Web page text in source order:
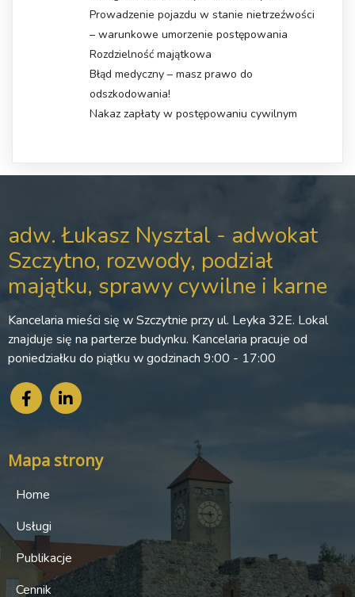
Prowadzenie pojazdu w stanie nietrzeźwości
– warunkowe umorzenie postępowania
Rozdzielność majątkowa
Błąd medyczny – masz prawo do
odszkodowania!
Nakaz zapłaty w postępowaniu cywilnym
adw. Łukasz Nysztal - adwokat
Szczytno, rozwody, podział
majątku, sprawy cywilne i karne
Kancelaria mieści się w Szczytnie przy ul. Leyka 32E. Lokal
znajduje się na parterze budynku. Kancelaria pracuje od
poniedziałku do piątku w godzinach 9:00 - 17:00
Mapa strony
Home
Usługi
Publikacje
Cennik